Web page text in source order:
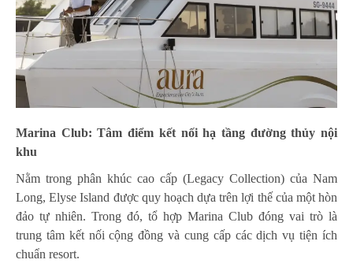
Marina Club: Tâm điểm kết nối hạ tầng đường thủy nội
khu
Nằm trong phân khúc cao cấp (Legacy Collection) của Nam
Long, Elyse Island được quy hoạch dựa trên lợi thế của một hòn
đảo tự nhiên. Trong đó, tổ hợp Marina Club đóng vai trò là
trung tâm kết nối cộng đồng và cung cấp các dịch vụ tiện ích
chuẩn resort.